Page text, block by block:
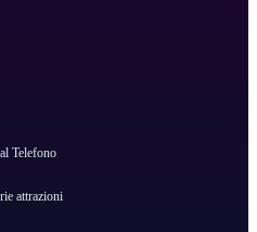
Telefono
attrazioni